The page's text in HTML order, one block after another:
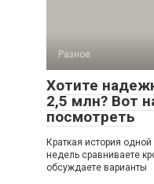
Разное
Хотите
2,5 млн? Вот
посмотреть
Краткая история
недель сравниваете
обсуждаете варианты